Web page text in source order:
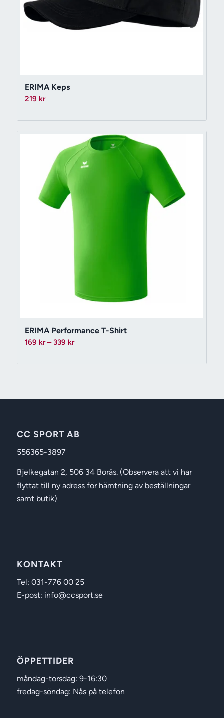
ERIMA Keps
219 kr
ERIMA Performance T-Shirt
169 kr – 339 krPrisintervall:
till
CC SPORT AB
556365-3897
Bjelkegatan 2, 506 34 Borås. (Observera att vi har
flyttat till ny adress för hämtning av beställningar
samt butik)
KONTAKT
Tel: 031-776 00 25
E-post: info@ccsport.se
ÖPPETTIDER
måndag-torsdag: 9-16:30
fredag-söndag: Nås på telefon